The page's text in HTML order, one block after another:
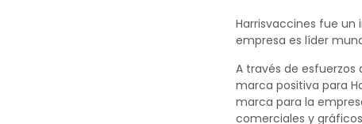
Harrisvaccines fue un
empresa es líder
A través de
marca positiva para
marca para la
comerciales y